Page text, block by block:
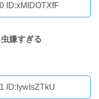
ID:xMIDOTXfF
嫌すぎる
ID:IywIsZTkU